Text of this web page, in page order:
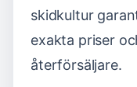
skidkultur
exakta priser
återförsäljare.